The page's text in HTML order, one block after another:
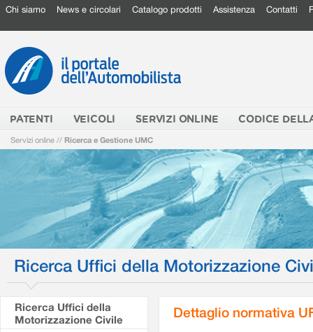
Chi siamo News e circolari Catalogo prodotti Assistenza Contatti
PATENTI VEICOLI SERVIZI ONLINE CODICE
Servizi online // Ricerca e Gestione UMC
Ricerca Uffici della Motorizzazione
Ricerca Uffici della
Motorizzazione Civile
Dettaglio normativa